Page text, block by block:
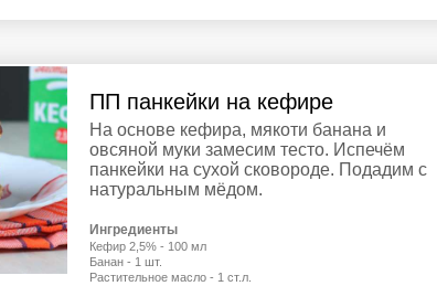
ПП панкейки на кефире
На основе кефира, мякоти банана и
овсяной муки замесим тесто. Испечём
панкейки на сухой сковороде. Подадим с
натуральным мёдом.
Ингредиенты
Кефир 2,5% - 100 мл
Банан - 1 шт.
Растительное масло - 1 ст.л.